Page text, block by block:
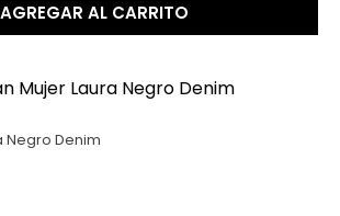
AGREGAR AL CARRITO
Negro Denim